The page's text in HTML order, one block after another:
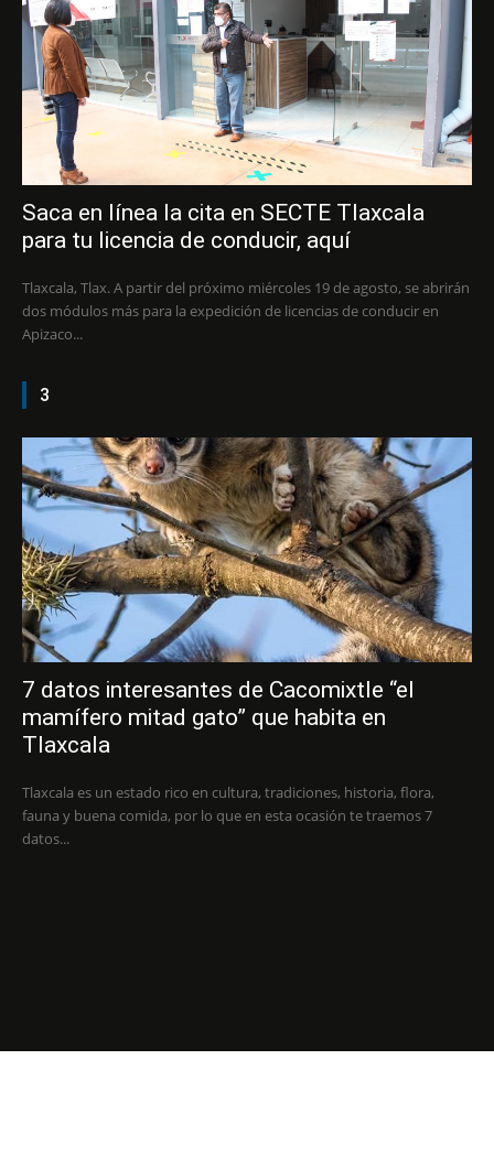
Saca en línea la cita en SECTE Tlaxcala
para tu licencia de conducir, aquí
Tlaxcala, Tlax. A partir del próximo miércoles 19 de agosto, se abrirán
dos módulos más para la expedición de licencias de conducir en
Apizaco...
3
7 datos interesantes de Cacomixtle “el
mamífero mitad gato” que habita en
Tlaxcala
Tlaxcala es un estado rico en cultura, tradiciones, historia, flora,
fauna y buena comida, por lo que en esta ocasión te traemos 7
datos...